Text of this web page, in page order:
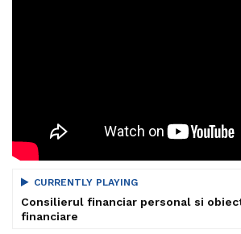
CURRENTLY PLAYING
Consilierul financiar personal si
financiare